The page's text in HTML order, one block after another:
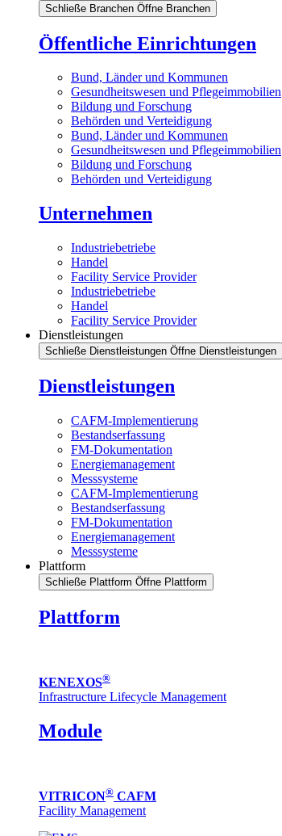
Schließe Branchen Öffne Branchen
Öffentliche Einrichtungen
Bund, Länder und Kommunen
Gesundheitswesen und Pflegeimmobilien
Bildung und Forschung
Behörden und Verteidigung
Bund, Länder und Kommunen
Gesundheitswesen und Pflegeimmobilien
Bildung und Forschung
Behörden und Verteidigung
Unternehmen
Industriebetriebe
Handel
Facility Service Provider
Industriebetriebe
Handel
Facility Service Provider
Dienstleistungen
Schließe Dienstleistungen Öffne Dienstleistungen
Dienstleistungen
CAFM-Implementierung
Bestandserfassung
FM-Dokumentation
Energiemanagement
Messsysteme
CAFM-Implementierung
Bestandserfassung
FM-Dokumentation
Energiemanagement
Messsysteme
Plattform
Schließe Plattform Öffne Plattform
Plattform
KENEXOS®
Infrastructure Lifecycle Management
Module
VITRICON® CAFM
Facility Management